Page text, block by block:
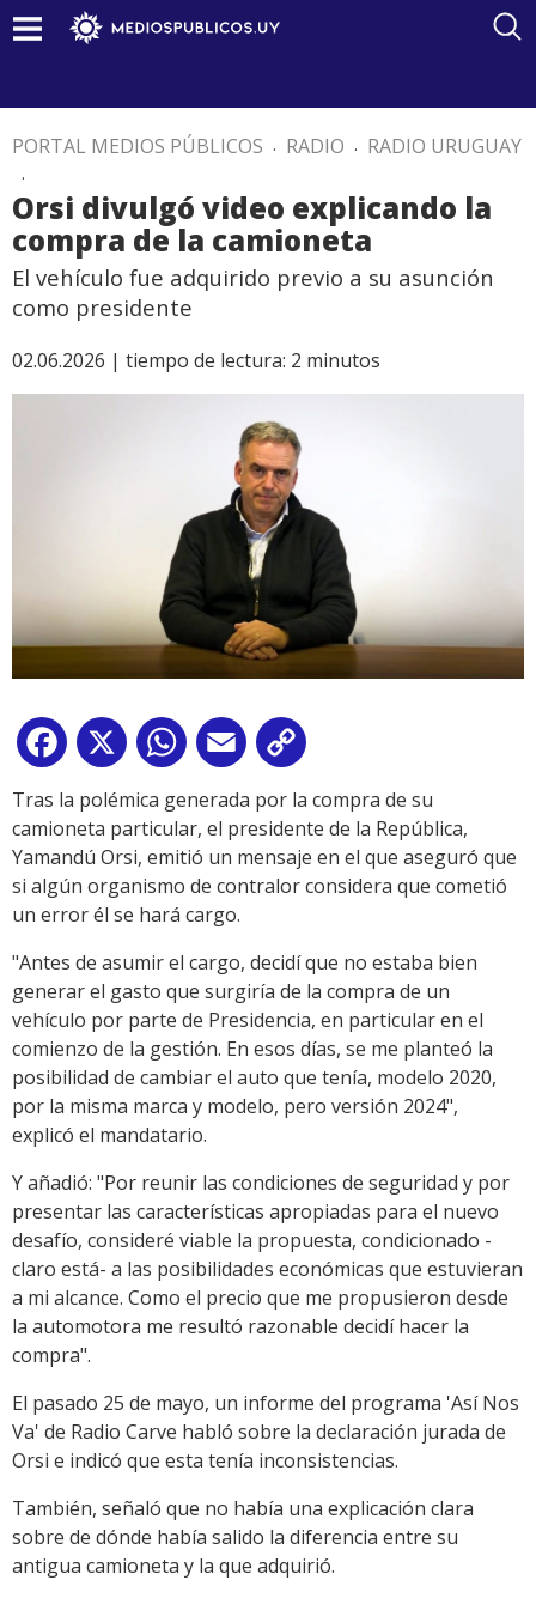
PORTAL MEDIOS PÚBLICOS . RADIO . RADIO URUGUAY
.
Orsi divulgó video explicando la
compra de la camioneta
El vehículo fue adquirido previo a su asunción
como presidente
02.06.2026 | tiempo de lectura: 2 minutos
Facebook
X WhatsApp
Email
Link
Tras la polémica generada por la compra de su
camioneta particular, el presidente de la República,
Yamandú Orsi, emitió un mensaje en el que aseguró que
si algún organismo de contralor considera que cometió
un error él se hará cargo.
"Antes de asumir el cargo, decidí que no estaba bien
generar el gasto que surgiría de la compra de un
vehículo por parte de Presidencia, en particular en el
comienzo de la gestión. En esos días, se me planteó la
posibilidad de cambiar el auto que tenía, modelo 2020,
por la misma marca y modelo, pero versión 2024",
explicó el mandatario.
Y añadió: "Por reunir las condiciones de seguridad y por
presentar las características apropiadas para el nuevo
desafío, consideré viable la propuesta, condicionado -
claro está- a las posibilidades económicas que estuvieran
a mi alcance. Como el precio que me propusieron desde
la automotora me resultó razonable decidí hacer la
compra".
El pasado 25 de mayo, un informe del programa 'Así Nos
Va' de Radio Carve habló sobre la declaración jurada de
Orsi e indicó que esta tenía inconsistencias.
También, señaló que no había una explicación clara
sobre de dónde había salido la diferencia entre su
antigua camioneta y la que adquirió.